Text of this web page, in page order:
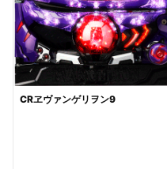
CRヱヴァンゲリヲン9